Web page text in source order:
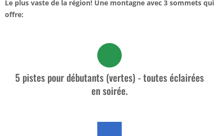
Le plus vaste de la région! Une montagne avec 3 sommets qui
offre:
5 pistes pour débutants (vertes) - toutes éclairées
en soirée.